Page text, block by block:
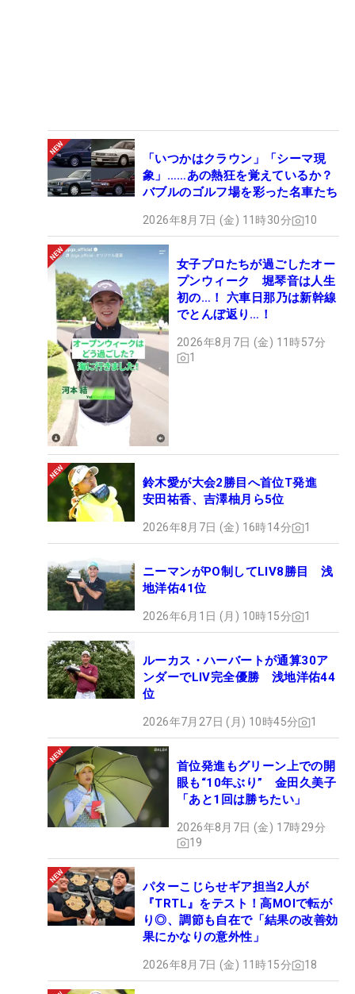
「いつかはクラウン」「シーマ現
象」……あの熱狂を覚えているか？
バブルのゴルフ場を彩った名車たち
2026年8月7日 (金) 11時30分 10
女子プロたちが過ごしたオー
プンウィーク 堀琴音は人生
初の…！ 六車日那乃は新幹線
でとんぼ返り…！
2026年8月7日 (金) 11時57分
1
鈴木愛が大会2勝目へ首位T発進
安田祐香、吉澤柚月ら5位
2026年8月7日 (金) 16時14分 1
ニーマンがPO制してLIV8勝目 浅
地洋佑41位
2026年6月1日 (月) 10時15分 1
ルーカス・ハーバートが通算30ア
ンダーでLIV完全優勝 浅地洋佑44
位
2026年7月27日 (月) 10時45分 1
首位発進もグリーン上での開
眼も“10年ぶり” 金田久美子
「あと1回は勝ちたい」
2026年8月7日 (金) 17時29分
19
パターこじらせギア担当2人が
『TRTL』をテスト！高MOIで転が
り◎、調節も自在で「結果の改善効
果にかなりの意外性」
2026年8月7日 (金) 11時15分 18